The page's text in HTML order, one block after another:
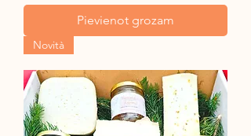
Pievienot grozam
Novità